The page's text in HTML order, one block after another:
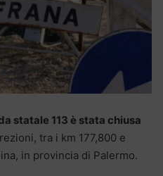
statale 113 è stata chiusa
tra i km 177,800 e
in provincia di Palermo.